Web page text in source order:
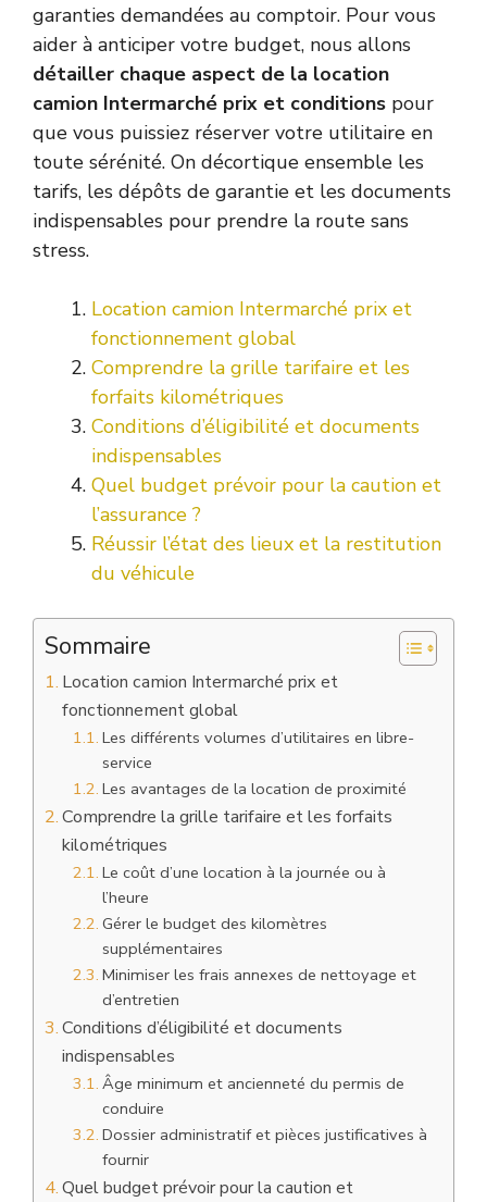
garanties demandées au comptoir. Pour vous
aider à anticiper votre budget, nous allons
détailler chaque aspect de la location
camion Intermarché prix et conditions pour
que vous puissiez réserver votre utilitaire en
toute sérénité. On décortique ensemble les
tarifs, les dépôts de garantie et les documents
indispensables pour prendre la route sans
stress.
Location camion Intermarché prix et
fonctionnement global
Comprendre la grille tarifaire et les
forfaits kilométriques
Conditions d’éligibilité et documents
indispensables
Quel budget prévoir pour la caution et
l’assurance ?
Réussir l’état des lieux et la restitution
du véhicule
Sommaire
Location camion Intermarché prix et
fonctionnement global
Les différents volumes d’utilitaires en libre-
service
Les avantages de la location de proximité
Comprendre la grille tarifaire et les forfaits
kilométriques
Le coût d’une location à la journée ou à
l’heure
Gérer le budget des kilomètres
supplémentaires
Minimiser les frais annexes de nettoyage et
d’entretien
Conditions d’éligibilité et documents
indispensables
Âge minimum et ancienneté du permis de
conduire
Dossier administratif et pièces justificatives à
fournir
Quel budget prévoir pour la caution et